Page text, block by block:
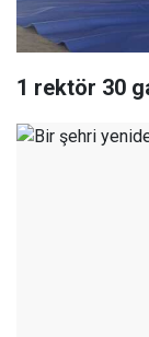
1 rektör 30